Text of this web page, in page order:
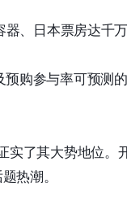
、日本票房达千
购参与率可预测
了其大势地位
热潮。